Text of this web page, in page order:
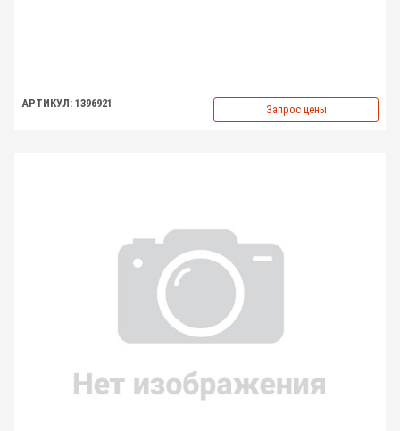
АРТИКУЛ: 1396921 Запрос цены